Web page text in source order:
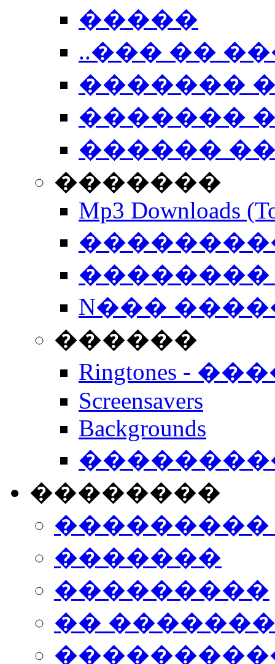
�����
..��� ��
�������
�������
������
�������
Mp3 Downloads
��������
N���
������
Ringtones -
Screensavers
Backgrounds
��������
���������
�������
���������
��